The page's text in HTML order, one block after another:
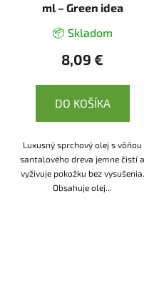
ml – Green idea
📦 Skladom
8,09 €
DO KOŠÍKA
Luxusný sprchový olej s vôňou
santalového dreva jemne čistí a
vyživuje pokožku bez vysušenia.
Obsahuje olej...